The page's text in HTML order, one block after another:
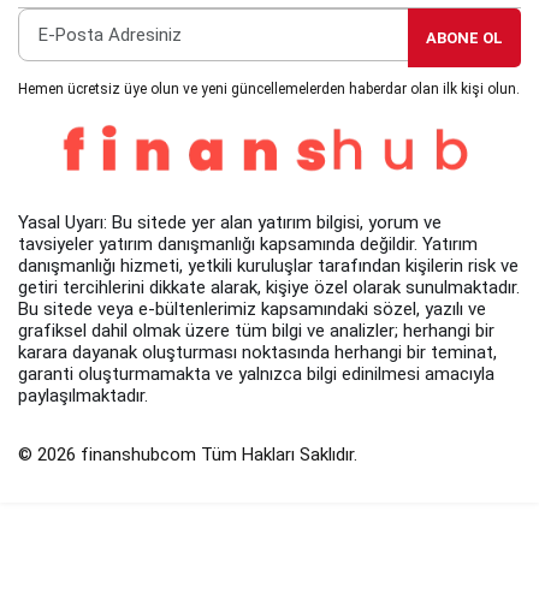
ABONE OL
Hemen ücretsiz üye olun ve yeni güncellemelerden haberdar olan ilk kişi olun.
Yasal Uyarı: Bu sitede yer alan yatırım bilgisi, yorum ve
tavsiyeler yatırım danışmanlığı kapsamında değildir. Yatırım
danışmanlığı hizmeti, yetkili kuruluşlar tarafından kişilerin risk ve
getiri tercihlerini dikkate alarak, kişiye özel olarak sunulmaktadır.
Bu sitede veya e-bültenlerimiz kapsamındaki sözel, yazılı ve
grafiksel dahil olmak üzere tüm bilgi ve analizler; herhangi bir
karara dayanak oluşturması noktasında herhangi bir teminat,
garanti oluşturmamakta ve yalnızca bilgi edinilmesi amacıyla
paylaşılmaktadır.
© 2026 finanshubcom Tüm Hakları Saklıdır.